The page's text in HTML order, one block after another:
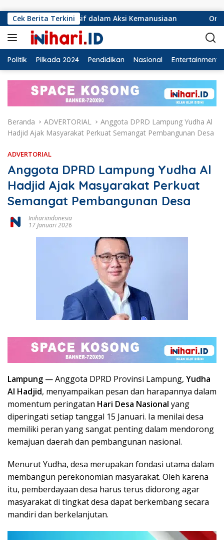
Cek Berita Terkini
dalam Aksi Kemanusiaan Ormas Laskar
Politik Pilkada 2024 Pendidikan Nasional Entertainment
Beranda ADVERTORIAL
Anggota DPRD Lampung Yudha Al
Hadjid Ajak Masyarakat Perkuat Semangat Pembangunan Desa
ADVERTORIAL
Anggota DPRD Lampung Yudha Al
Hadjid Ajak Masyarakat Perkuat
Semangat Pembangunan Desa
Inihariindonesia
17 Januari 2026
Lampung — Anggota DPRD Provinsi Lampung, Yudha
Al Hadjid, menyampaikan pesan dan harapannya dalam
momentum peringatan Hari Desa Nasional yang
diperingati setiap tanggal 15 Januari. Ia menilai desa
memiliki peran yang sangat penting dalam mendorong
kemajuan daerah dan pembangunan nasional.
Menurut Yudha, desa merupakan fondasi utama dalam
membangun perekonomian masyarakat. Oleh karena
itu, pemberdayaan desa harus terus didorong agar
masyarakat di tingkat desa dapat berkembang secara
mandiri dan berkelanjutan.